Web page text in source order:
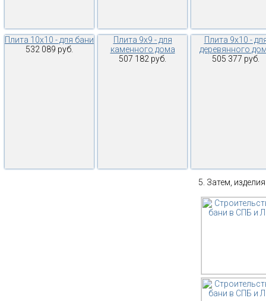
Плита 10х10 - для бани
532 089 руб.
Плита 9х9 - для
каменного дома
507 182 руб.
Плита 9х10 -
деревянного
505 377 руб.
Затем,